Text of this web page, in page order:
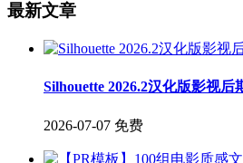
最新文章
Silhouette 2026.2汉化版影视
2026-07-07 免费